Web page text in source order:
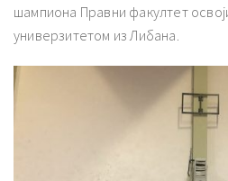
шампиона Правни факултет
универзитетом из Либана.